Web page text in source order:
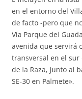
en el entorno del
de facto -pero que
Vía Parque del
avenida que servirá
transversal en el sur
de la Raza, junto al
SE-30 en Palmete».